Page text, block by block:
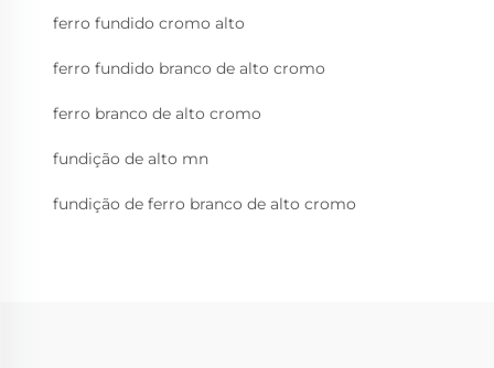
ferro fundido cromo alto
ferro fundido branco de alto cromo
ferro branco de alto cromo
fundição de alto mn
fundição de ferro branco de alto cromo